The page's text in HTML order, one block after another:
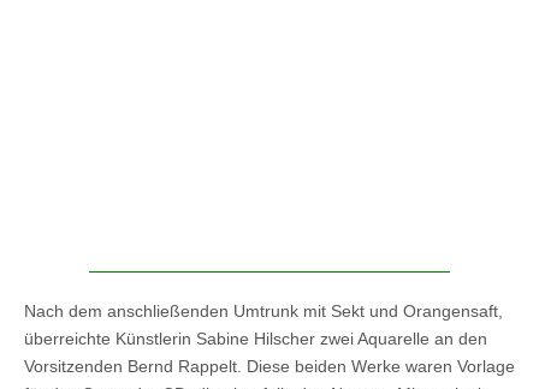
Nach dem anschließenden Umtrunk mit Sekt und Orangensaft,
überreichte Künstlerin Sabine Hilscher zwei Aquarelle an den
Vorsitzenden Bernd Rappelt. Diese beiden Werke waren Vorlage